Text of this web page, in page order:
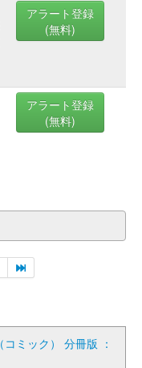
アラート登録
(無料)
アラート登録
(無料)
ミック） 分冊版 ：